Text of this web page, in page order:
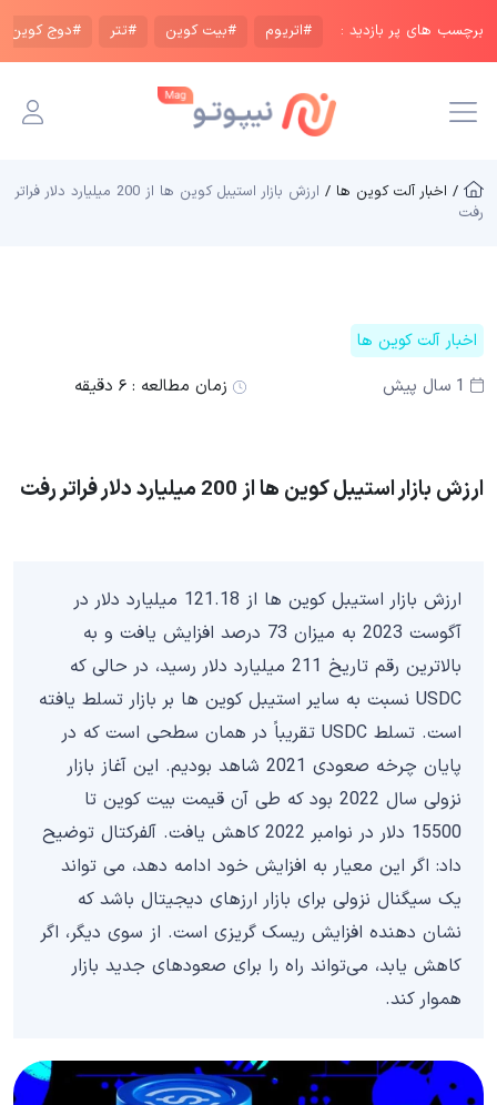
برچسب های پر بازدید : #اتریوم #بیت کوین #تتر #دوج کوین
/ اخبار آلت کوین ها /
ارزش بازار استیبل کوین ها از 200 میلیارد دلار فراتر
رفت
اخبار آلت کوین ها
1 سال پیش
زمان مطالعه : ۶ دقیقه
ارزش بازار استیبل کوین ها از 200 میلیارد دلار فراتر رفت
ارزش بازار استیبل کوین ها از 121.18 میلیارد دلار در
آگوست 2023 به میزان 73 درصد افزایش یافت و به
بالاترین رقم تاریخ 211 میلیارد دلار رسید، در حالی که
USDC نسبت به سایر استیبل کوین ها بر بازار تسلط یافته
است. تسلط USDC تقریباً در همان سطحی است که در
پایان چرخه صعودی 2021 شاهد بودیم. این آغاز بازار
نزولی سال 2022 بود که طی آن قیمت بیت کوین تا
15500 دلار در نوامبر 2022 کاهش یافت. آلفرکتال توضیح
داد: اگر این معیار به افزایش خود ادامه دهد، می تواند
یک سیگنال نزولی برای بازار ارزهای دیجیتال باشد که
نشان دهنده افزایش ریسک گریزی است. از سوی دیگر، اگر
کاهش یابد، می‌تواند راه را برای صعودهای جدید بازار
هموار کند.